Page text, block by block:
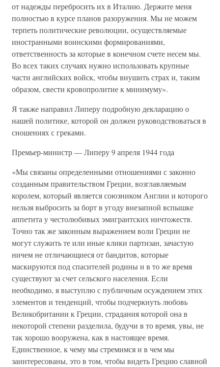
от надежды перебросить их в Италию. Держите меня
полностью в курсе планов разоружения. Мы не можем
терпеть политические революции, осуществляемые
иностранными воинскими формированиями,
ответственность за которые в конечном счете несем мы.
Во всех таких случаях нужно использовать крупные
части английских войск, чтобы внушить страх и, таким
образом, свести кровопролитие к минимуму».
Я также направил Липеру подробную декларацию о
нашей политике, которой он должен руководствоваться в
сношениях с греками.
Премьер-министр — Липеру 9 апреля 1944 года
«Мы связаны определенными отношениями с законно
созданным правительством Греции, возглавляемым
королем, который является союзником Англии и которого
нельзя выбросить за борт в угоду внезапной вспышке
аппетита у честолюбивых эмигрантских ничтожеств.
Точно так же законным выражением воли Греции не
могут служить те или иные клики партизан, зачастую
ничем не отличающиеся от бандитов, которые
маскируются под спасителей родины и в то же время
существуют за счет сельского населения. Если
необходимо, я выступлю с публичным осуждением этих
элементов и тенденций, чтобы подчеркнуть любовь
Великобритании к Греции, страдания которой она в
некоторой степени разделила, будучи в то время, увы, не
так хорошо вооружена, как в настоящее время.
Единственное, к чему мы стремимся и в чем мы
заинтересованы, это в том, чтобы видеть Грецию славной